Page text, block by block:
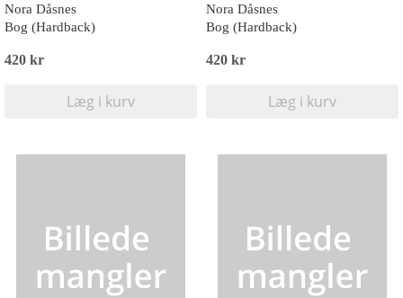
Nora Dåsnes
Bog (Hardback)
420 kr
Læg i kurv
Nora Dåsnes
Bog (Hardback)
420 kr
Læg i kurv